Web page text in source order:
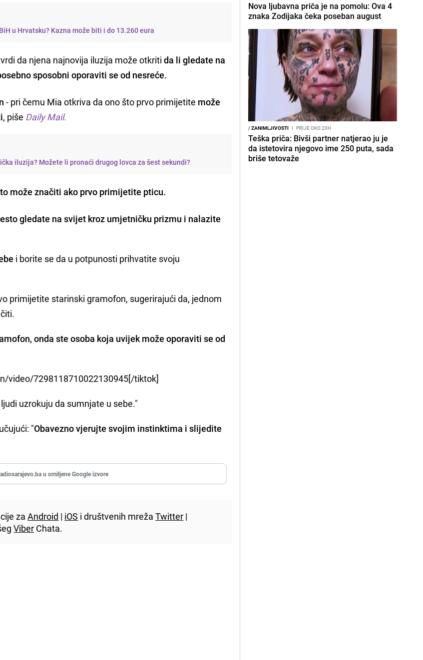
u Hrvatsku? Kazna može biti i do 13.260 eura
da njena najnovija iluzija može otkritida li gledate na
sposobni oporaviti se od nesreće.
- pri čemu Mia otkriva da ono što prvo primijetite može
, piše Daily Mail.
iluzija? Možete li pronaći drugog lovca za šest sekundi?
može značiti ako prvo primijetite pticu.
gledate na svijet kroz umjetničku prizmu i nalazite
i borite se da u potpunosti prihvatite svoju
primijetite starinski gramofon, sugerirajući da, jednom
onda ste osoba koja uvijek može oporaviti se od
video/7298118710022130945[/tiktok]
uzrokuju da sumnjate u sebe."
"Obavezno vjerujte svojim instinktima i slijedite
u omiljene Google izvore
zaAndroid | iOS i društvenih mrežaTwitter |
Viber Chata.
Nova ljubavna priča je na pomolu: Ova 4
znaka Zodijaka čeka poseban august
/ZANIMLJIVOSTI I PRIJE OKO 20H
Teška priča: Bivši partner natjerao ju je
da istetovira njegovo ime 250 puta, sada
briše tetovaže